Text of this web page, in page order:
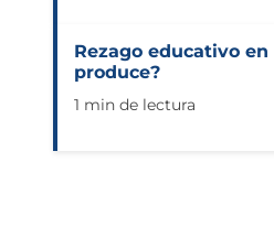
Rezago educativo en
produce?
1 min de lectura